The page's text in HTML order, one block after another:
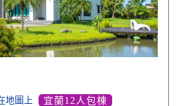
地圖上 宜蘭12人包棟